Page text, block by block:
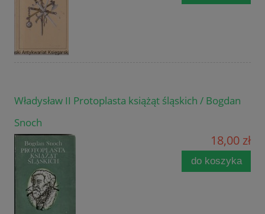
Władysław II Protoplasta książąt śląskich / Bogdan
Snoch
18,00 zł
do koszyka